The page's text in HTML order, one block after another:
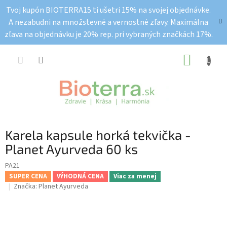
obsah
Tvoj kupón BIOTERRA15 ti ušetri 15% na svojej objednávke.
A nezabudni na množstevné a vernostné zľavy. Maximálna
zľava na objednávku je 20% rep. pri vybraných značkách 17%.
Karela kapsule horká tekvička -
Planet Ayurveda 60 ks
PA21
SUPER CENA VÝHODNÁ CENA Viac za menej
Značka: Planet Ayurveda